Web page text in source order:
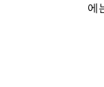
에